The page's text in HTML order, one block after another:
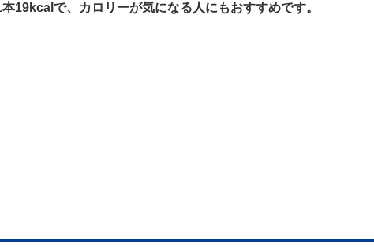
本19kcalで、カロリーが気になる人にもおすすめです。